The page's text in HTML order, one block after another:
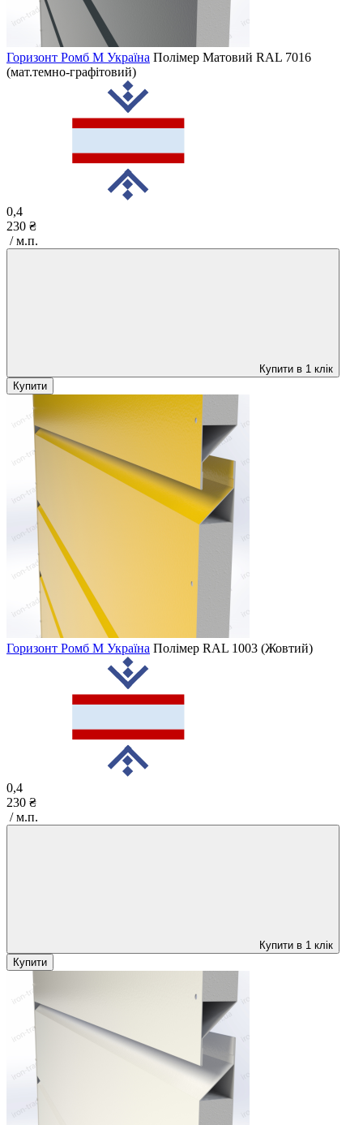
Горизонт Ромб M Україна Полімер Матовий RAL 7016
(мат.темно-графітовий)
0,4
230 ₴
/ м.п.
Купити в 1 клік
Купити
Горизонт Ромб M Україна Полімер RAL 1003 (Жовтий)
0,4
230 ₴
/ м.п.
Купити в 1 клік
Купити